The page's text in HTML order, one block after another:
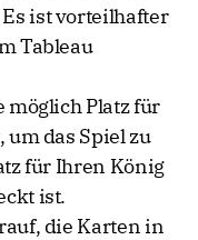
ist vorteilhafter
Tableau
möglich Platz für
um das Spiel zu
für Ihren König
ist.
die Karten in